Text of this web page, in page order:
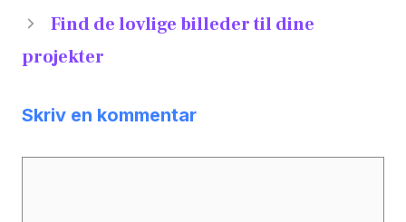
Find de lovlige billeder til dine
projekter
Skriv en kommentar